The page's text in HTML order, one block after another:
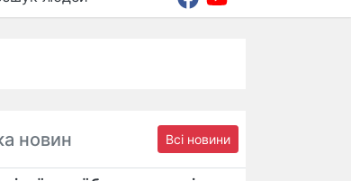
новин Всі новини